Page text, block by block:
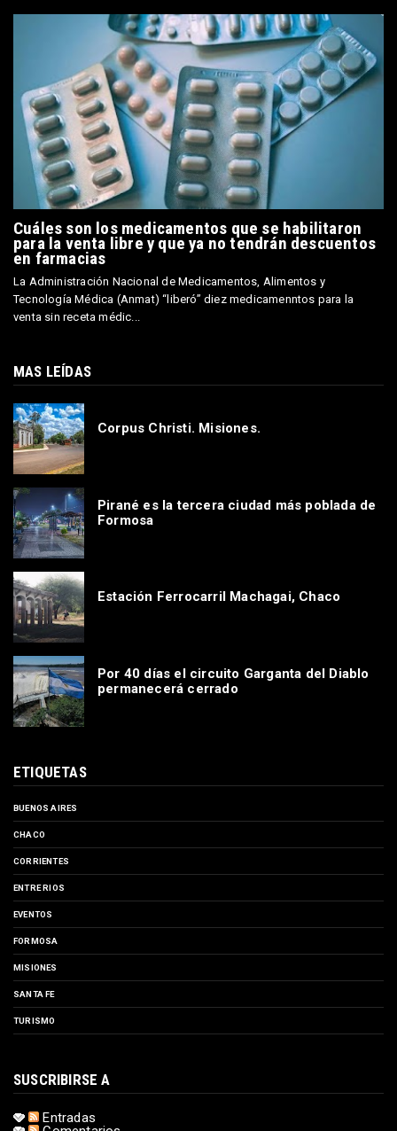
Cuáles son los medicamentos que se habilitaron
para la venta libre y que ya no tendrán descuentos
en farmacias
La Administración Nacional de Medicamentos, Alimentos y
Tecnología Médica (Anmat) “liberó” diez medicamenntos para la
venta sin receta médic...
MAS LEÍDAS
Corpus Christi. Misiones.
Pirané es la tercera ciudad más poblada de
Formosa
Estación Ferrocarril Machagai, Chaco
Por 40 días el circuito Garganta del Diablo
permanecerá cerrado
ETIQUETAS
BUENOS AIRES
CHACO
CORRIENTES
ENTRE RIOS
EVENTOS
FORMOSA
MISIONES
SANTA FE
TURISMO
SUSCRIBIRSE A
Entradas